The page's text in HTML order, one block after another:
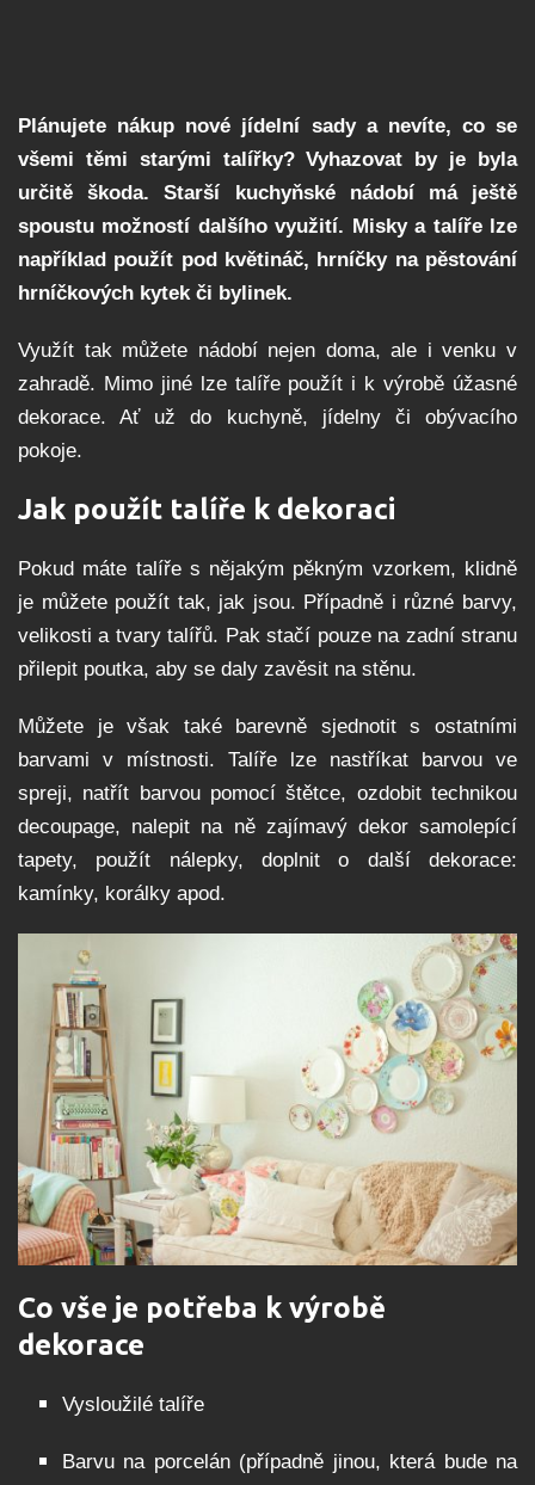
Plánujete nákup nové jídelní sady a nevíte, co se
všemi těmi starými talířky? Vyhazovat by je byla
určitě škoda. Starší kuchyňské nádobí má ještě
spoustu možností dalšího využití. Misky a talíře lze
například použít pod květináč, hrníčky na pěstování
hrníčkových kytek či bylinek.
Využít tak můžete nádobí nejen doma, ale i venku v
zahradě. Mimo jiné lze talíře použít i k výrobě úžasné
dekorace. Ať už do kuchyně, jídelny či obývacího
pokoje.
Jak použít talíře k dekoraci
Pokud máte talíře s nějakým pěkným vzorkem, klidně
je můžete použít tak, jak jsou. Případně i různé barvy,
velikosti a tvary talířů. Pak stačí pouze na zadní stranu
přilepit poutka, aby se daly zavěsit na stěnu.
Můžete je však také barevně sjednotit s ostatními
barvami v místnosti. Talíře lze nastříkat barvou ve
spreji, natřít barvou pomocí štětce, ozdobit technikou
decoupage, nalepit na ně zajímavý dekor samolepící
tapety, použít nálepky, doplnit o další dekorace:
kamínky, korálky apod.
Co vše je potřeba k výrobě
dekorace
Vysloužilé talíře
Barvu na porcelán (případně jinou, která bude na